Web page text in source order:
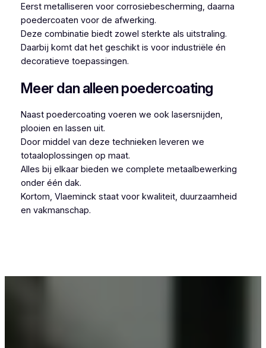
Eerst metalliseren voor corrosiebescherming, daarna
poedercoaten voor de afwerking.
Deze combinatie biedt zowel sterkte als uitstraling.
Daarbij komt dat het geschikt is voor industriële én
decoratieve toepassingen.
Meer dan alleen poedercoating
Naast poedercoating voeren we ook lasersnijden,
plooien en lassen uit.
Door middel van deze technieken leveren we
totaaloplossingen op maat.
Alles bij elkaar bieden we complete metaalbewerking
onder één dak.
Kortom, Vlaeminck staat voor kwaliteit, duurzaamheid
en vakmanschap.